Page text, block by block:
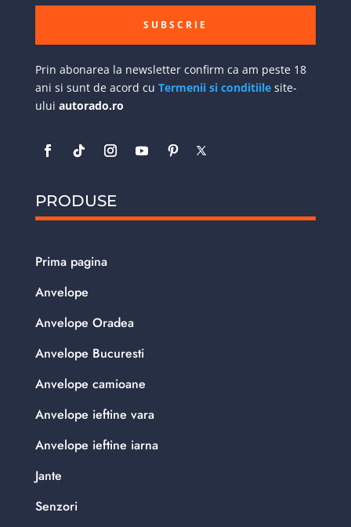
SUBSCRIE
Prin abonarea la newsletter confirm ca am peste 18
ani si sunt de acord cu Termenii si conditiilesite-
ului autorado.ro
PRODUSE
Prima pagina
Anvelope
Anvelope Oradea
Anvelope Bucuresti
Anvelope camioane
Anvelope ieftine vara
Anvelope ieftine iarna
Jante
Senzori